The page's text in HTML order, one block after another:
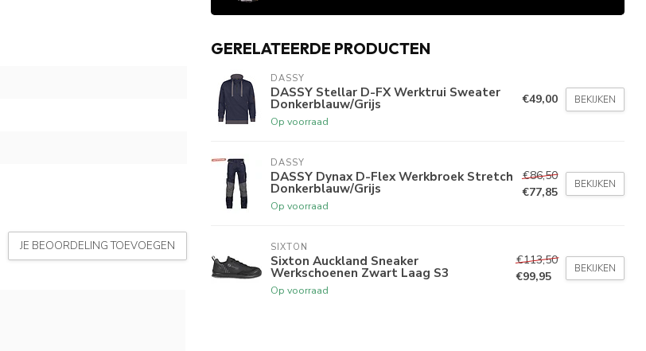
JE BEOORDELING TOEVOEGEN
GERELATEERDE PRODUCTEN
DASSY
DASSY Stellar D-FX Werktrui Sweater
Donkerblauw/Grijs
Op voorraad
€49,00 BEKIJKEN
DASSY
DASSY Dynax D-Flex Werkbroek Stretch
Donkerblauw/Grijs
Op voorraad
€86,50
€77,85
BEKIJKEN
SIXTON
Sixton Auckland Sneaker
Werkschoenen Zwart Laag S3
Op voorraad
€113,50
€99,95
BEKIJKEN